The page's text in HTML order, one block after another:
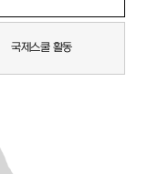
국제스쿨 활동